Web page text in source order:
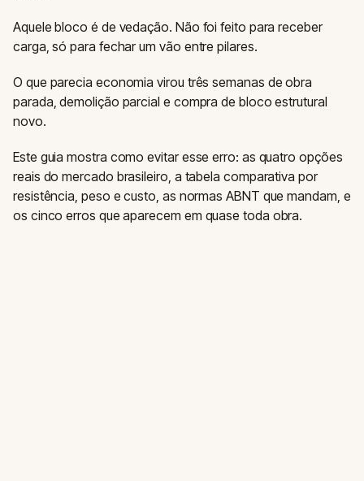
Aquele bloco é de vedação. Não foi feito para receber
carga, só para fechar um vão entre pilares.
O que parecia economia virou três semanas de obra
parada, demolição parcial e compra de bloco estrutural
novo.
Este guia mostra como evitar esse erro: as quatro opções
reais do mercado brasileiro, a tabela comparativa por
resistência, peso e custo, as normas ABNT que mandam, e
os cinco erros que aparecem em quase toda obra.